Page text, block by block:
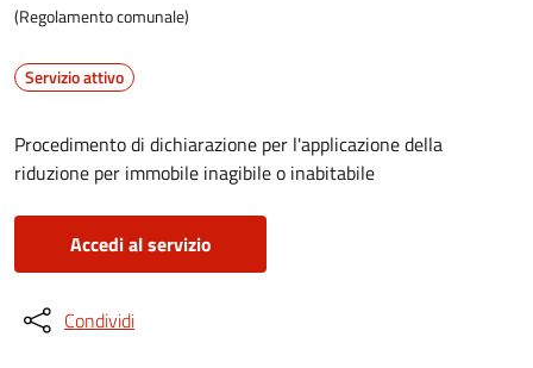
(Regolamento comunale)
Servizio attivo
Procedimento di dichiarazione per l'applicazione della
riduzione per immobile inagibile o inabitabile
Accedi al servizio
Condividi